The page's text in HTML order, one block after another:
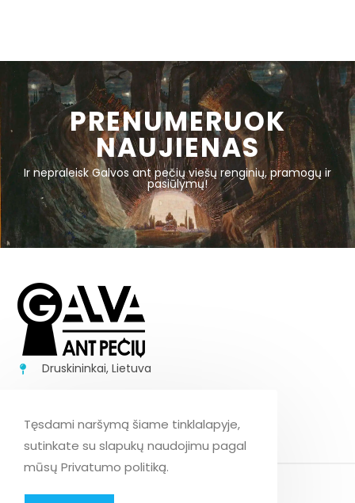
PRENUMERUOK
NAUJIENAS
Ir nepraleisk Galvos ant pečių viešų renginių, pramogų ir
pasiūlymų!
Druskininkai, Lietuva
info@galvaantpeciu.lt
Tęsdami naršymą šiame tinklalapyje,
sutinkate su slapukų naudojimu pagal
mūsų Privatumo politiką.